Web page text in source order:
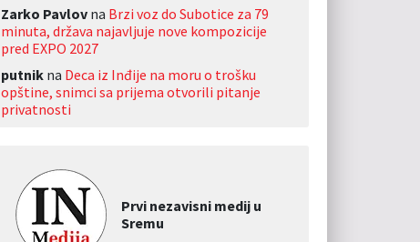
Zarko Pavlovna Brzi voz do Subotice za 79
minuta, država najavljuje nove kompozicije
pred EXPO 2027
putnikna Deca iz Inđije na moru o trošku
opštine, snimci sa prijema otvorili pitanje
privatnosti
Prvi nezavisni medij u
Sremu